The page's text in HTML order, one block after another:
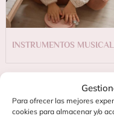
Para ofrecer las mejores
cookies para almacenar y/o
INSTRUMENTOS